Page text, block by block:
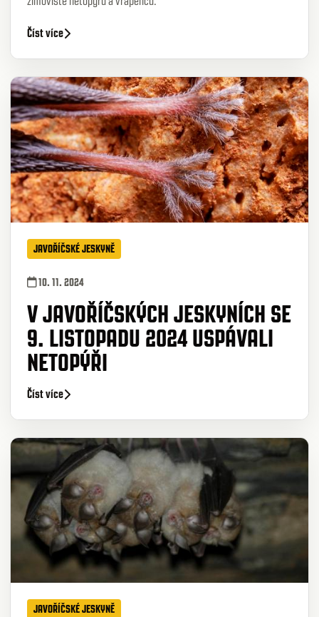
Číst více
JAVOŘÍČSKÉ JESKYNĚ
10. 11. 2024
V JAVOŘÍČSKÝCH JESKYNÍCH SE
9. LISTOPADU 2024 USPÁVALI
NETOPÝŘI
Číst více
JAVOŘÍČSKÉ JESKYNĚ